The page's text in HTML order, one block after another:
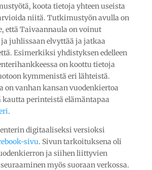
koota tietoja yhteen useista
niitä. Tutkimustyön avulla on
että Taivaannaula on voinut
juhlissaan elvyttää ja jatkaa
Esimerkiksi yhdistyksen edelleen
on koottu tietoja
kymmenistä eri lähteistä.
on vanhan kansan vuodenkiertoa
kautta perinteistä elämäntapaa
.
digitaaliseksi versioksi
sivu. Sivun tarkoituksena oli
ja siihen liittyvien
myös suoraan verkossa.